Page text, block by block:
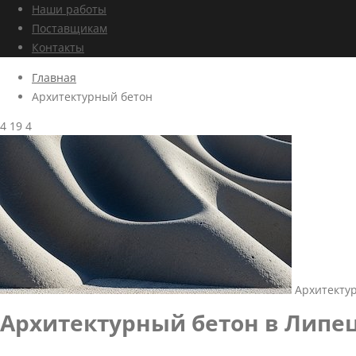
Наши работы
Поставщикам
Контакты
Главная
Архитектурный бетон
4 19 4
Архитектурный бетон в